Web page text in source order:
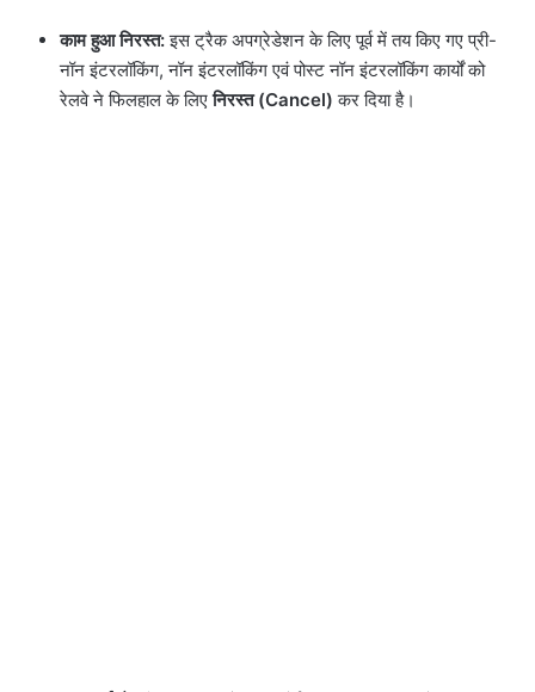
काम हुआ निरस्त:इस ट्रैक अपग्रेडेशन के लिए पूर्व में तय किए गए प्री-
नॉन इंटरलॉकिंग, नॉन इंटरलॉकिंग एवं पोस्ट नॉन इंटरलॉकिंग कार्यों को
रेलवे ने फिलहाल के लिएनिरस्त (Cancel) कर दिया है।